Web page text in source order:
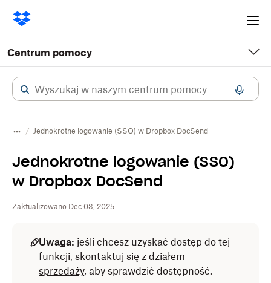
Centrum pomocy
Jednokrotne logowanie (SSO) w Dropbox DocSend
Jednokrotne logowanie (SSO)
w Dropbox DocSend
Zaktualizowano Dec 03, 2025
Uwaga: jeśli chcesz uzyskać dostęp do tej
funkcji, skontaktuj się z działem
sprzedaży, aby sprawdzić dostępność.